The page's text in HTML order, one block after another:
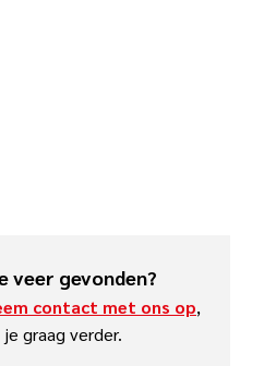
veer gevonden?
contact met ons op,
graag verder.